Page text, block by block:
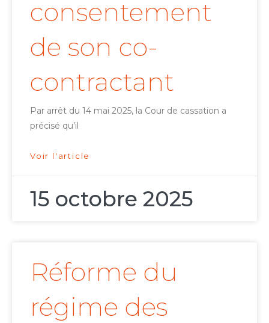
consentement
de son co-
contractant
Par arrêt du 14 mai 2025, la Cour de cassation a
précisé qu’il
Voir l'article
15 octobre 2025
Réforme du
régime des